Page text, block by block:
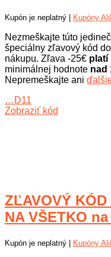
Kupón je neplatný | Kupóny
Nezmeškajte túto
špeciálny zľavový kód
nákupu. Zľava -25€ platí
minimálnej hodnote nad
Nepremeškajte ani
…D11
Zobraziť kód
ZĽAVOVÝ
NA VŠETKO
Kupón je neplatný | Kupóny